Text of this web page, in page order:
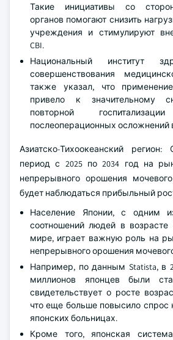
Такие инициативы со
органов помогают снизить
учреждения и стимулируют
CBI.
Национальный институт
совершенствования
также указал, что
привело к значительному
повторной
послеоперационных осложнений
Азиатско-Тихоокеанский
период с 2025 по 2034 год на
непрерывного орошения
будет наблюдаться прибыльный
Население Японии, с одним
соотношений людей в
мире, играет важную роль на
непрерывного орошения
Например, по данным Statista, в
миллионов японцев были
свидетельствует о росте
что еще больше повысило спрос
японских больницах.
Кроме того, японская